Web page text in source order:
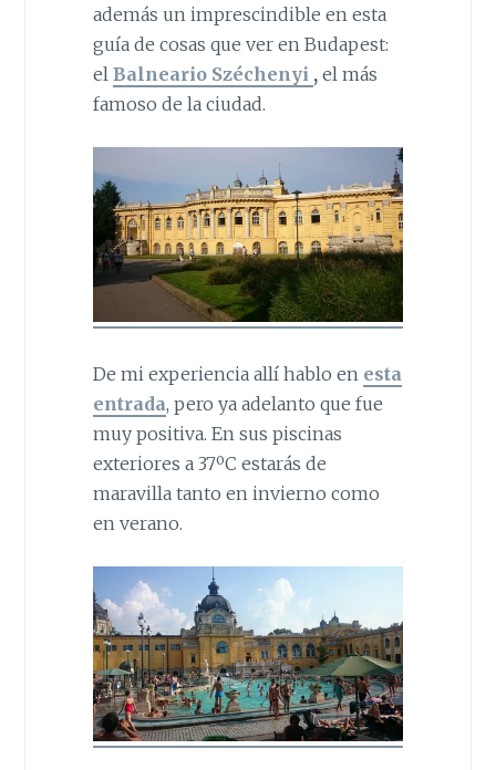
además un imprescindible en esta
guía de cosas que ver en Budapest:
el Balneario Széchenyi , el más
famoso de la ciudad.
De mi experiencia allí hablo en esta
entrada, pero ya adelanto que fue
muy positiva. En sus piscinas
exteriores a 37ºC estarás de
maravilla tanto en invierno como
en verano.